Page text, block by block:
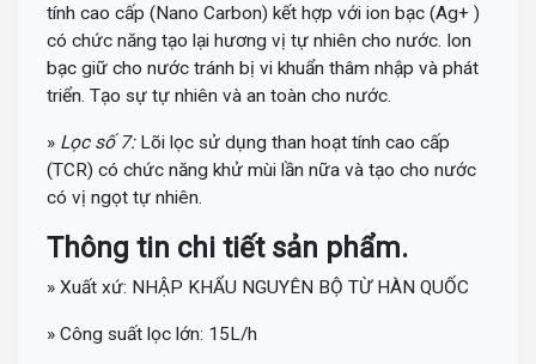
tính cao cấp (Nano Carbon) kết hợp với ion bạc (Ag+ )
có chức năng tạo lại hương vị tự nhiên cho nước. Ion
bạc giữ cho nước tránh bị vi khuẩn thâm nhập và phát
triển. Tạo sự tự nhiên và an toàn cho nước.
» Lọc số 7:Lõi lọc sử dụng than hoạt tính cao cấp
(TCR) có chức năng khử mùi lần nữa và tạo cho nước
có vị ngọt tự nhiên.
Thông tin chi tiết sản phẩm.
» Xuất xứ: NHẬP KHẨU NGUYÊN BỘ TỪ HÀN QUỐC
» Công suất lọc lớn: 15L/h